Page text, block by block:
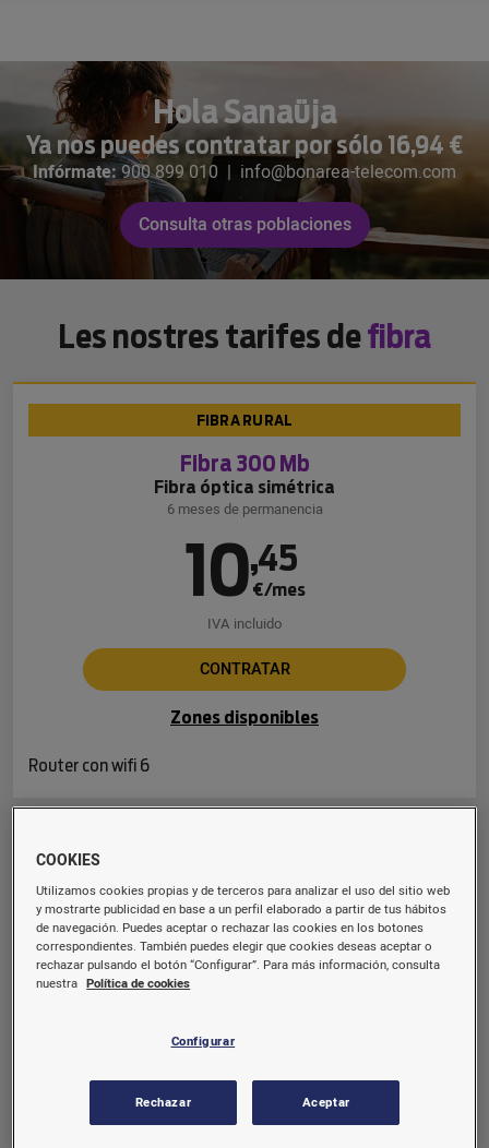
Hola Sanaüja
Ya nos puedes contratar por sólo 16,94 €
Infórmate:900 899 010 | info@bonarea-telecom.com
Consulta otras poblaciones
Les nostres tarifes defibra
FIBRA RURAL
Fibra 300 Mb
Fibra óptica simétrica
6 meses de permanencia
10,45
€/mes
IVA incluido
CONTRATAR
Zones disponibles
Router con wifi 6
6 meses de permanencia
16,94
Router con wifi 6
COOKIES
Utilizamos cookies propias y de terceros para analizar el uso del sitio web
y mostrarte publicidad en base a un perfil elaborado a partir de tus hábitos
de navegación. Puedes aceptar o rechazar las cookies en los botones
correspondientes. También puedes elegir que cookies deseas aceptar o
rechazar pulsando el botón “Configurar”. Para más información, consulta
nuestra Política de cookies
Configurar
Rechazar Aceptar